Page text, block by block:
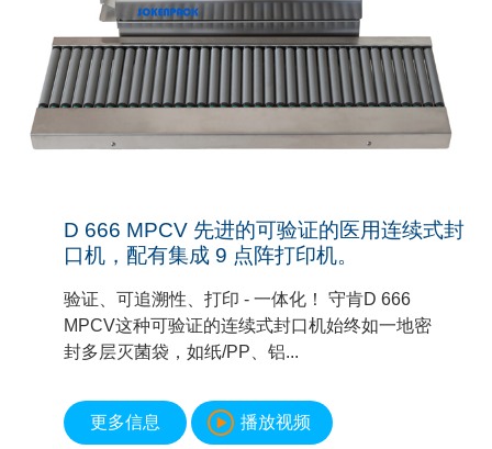
D 666 MPCV 先进的可验证的医用连续式封
口机，配有集成 9 点阵打印机。
验证、可追溯性、打印 - 一体化！ 守肯D 666
MPCV这种可验证的连续式封口机始终如一地密
封多层灭菌袋，如纸/PP、铝...
更多信息 播放视频